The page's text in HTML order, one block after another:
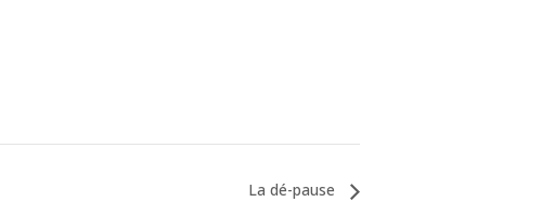
La dé-pause